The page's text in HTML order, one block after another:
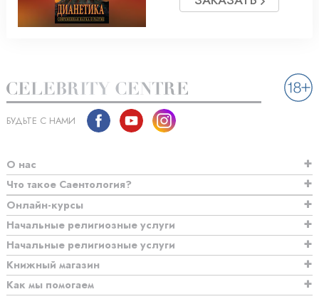
БУДЬТЕ С НАМИ
О нас
Что такое Саентология?
Онлайн-курсы
Начальные религиозные услуги
Начальные религиозные услуги
Книжный магазин
Как мы помогаем